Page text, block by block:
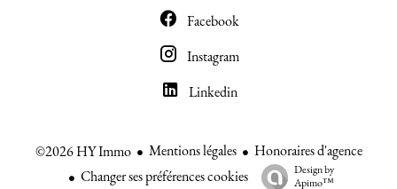
Facebook
Instagram
Linkedin
©2026 HY Immo Mentions légales
Honoraires d'agence
Changer ses préférences cookies
Design by
Apimo™